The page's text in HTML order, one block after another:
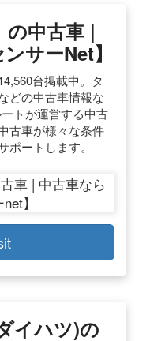
中古車 |
サーnet】
台掲載中。タ
どの中古車情報な
トが運営する中古
古車が様々な条件
ートします。
イハツ)の